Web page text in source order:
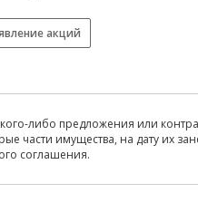
акций
либо предложения или
части имущества, на дату их
соглашения.